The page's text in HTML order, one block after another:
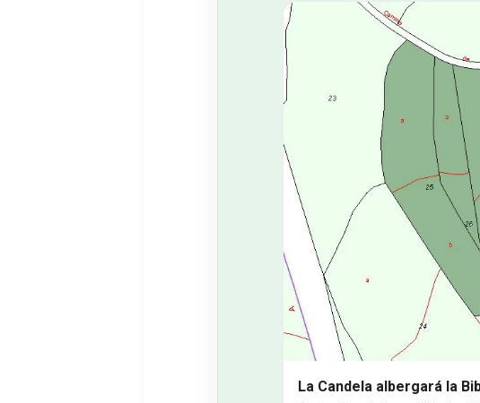
La Candela albergará la